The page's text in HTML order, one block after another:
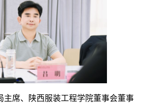
主席、陕西服装工程学院董事会董事